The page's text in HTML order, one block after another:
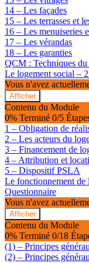
14 – Les façades
15 – Les terrasses et
16 – Les menuiseries
17 – Les vérandas
18 – Les garanties
QCM : Techniques
Le logement social –
Vous n'avez
Afficher
Le
logement
social
–
2H
Contenu du Module
0% Terminé 0/5
1 – Obligation de
2 – Les acteurs du
3 – Financement de
4 – Attribution et
5 – Dispositif PSLA
Le fonctionnement de
Questionnaire
Vous n'avez
Afficher
Le
fonctionnement
de
la
copropriété
Contenu du Module
0% Terminé 0/18
(1) – Principes
(2) – Principes